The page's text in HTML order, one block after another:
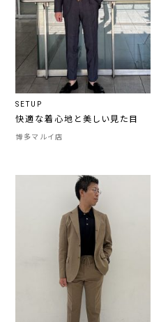
SETUP
快適な着心地と美しい見た目
博多マルイ店